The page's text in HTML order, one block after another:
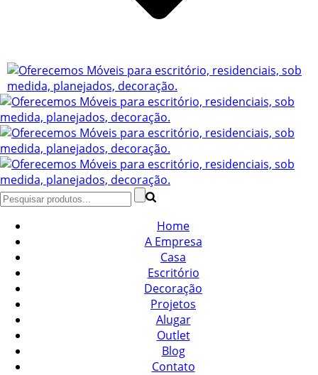
Home
A Empresa
Casa
Escritório
Decoração
Projetos
Alugar
Outlet
Blog
Contato